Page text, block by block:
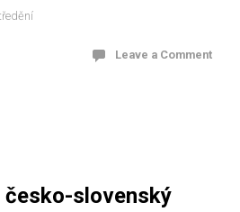
Leave a Comment
česko-slovenský